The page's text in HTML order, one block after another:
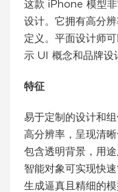
这款 iPhone 模型非
设计。它拥有高分
定义。平面设计师
示 UI 概念和品牌设
特征
易于定制的设计和
高分辨率，呈现清
包含透明背景，用途
智能对象可实现快
生成逼真且精细的